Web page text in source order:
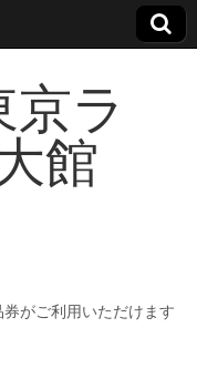
ラ
館
がご利用いただけます